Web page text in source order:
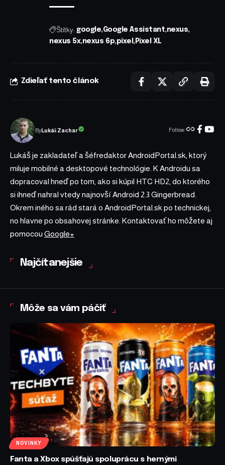
Štítky: google Google Assistant nexus
nexus 5x nexus 6p pixel Pixel XL
Zdieľať tento článok
ByLukáš Zachar Follow:
Lukáš je zakladateľ a šéfredaktor AndroidPortal.sk, ktorý
miluje mobilné a desktopové technológie. K Androidu sa
dopracoval hneď po tom, ako si kúpil HTC HD2, do ktorého
si ihneď nahral vtedy najnovší Android 2.3 Gingerbread.
Okrem iného sa rád stará o AndroidPortal.sk po technickej,
no hlavne po obsahovej stránke. Kontaktovať ho môžete aj
pomocou Google+
Najčítanejšie
Môže sa vám páčiť
NOVINKY
Fanta a Xbox spúšťajú spoluprácu s hernými